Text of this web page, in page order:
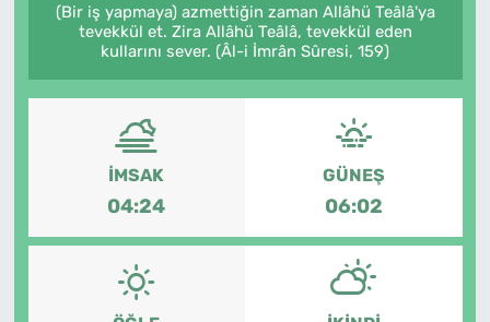
(Bir iş yapmaya) azmettiğin zaman Allâhü Teâlâ'ya
tevekkül et. Zira Allâhü Teâlâ, tevekkül eden
kullarını sever. (Âl-i İmrân Sûresi, 159)
İMSAK
04:24
GÜNEŞ
06:02